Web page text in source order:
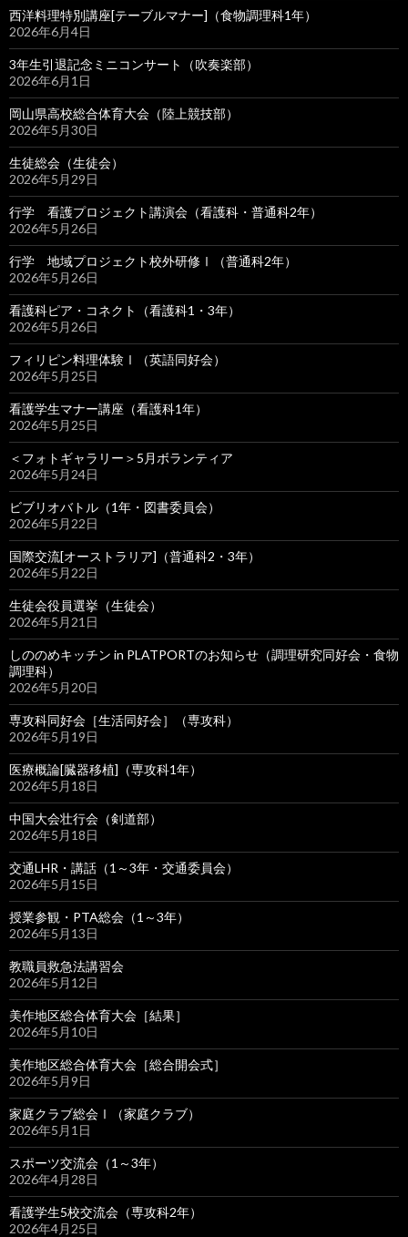
西洋料理特別講座[テーブルマナー]（食物調理科1年）
2026年6月4日
3年生引退記念ミニコンサート（吹奏楽部）
2026年6月1日
岡山県高校総合体育大会（陸上競技部）
2026年5月30日
生徒総会（生徒会）
2026年5月29日
行学 看護プロジェクト講演会（看護科・普通科2年）
2026年5月26日
行学 地域プロジェクト校外研修Ⅰ（普通科2年）
2026年5月26日
看護科ピア・コネクト（看護科1・3年）
2026年5月26日
フィリピン料理体験Ⅰ（英語同好会）
2026年5月25日
看護学生マナー講座（看護科1年）
2026年5月25日
＜フォトギャラリー＞5月ボランティア
2026年5月24日
ビブリオバトル（1年・図書委員会）
2026年5月22日
国際交流[オーストラリア]（普通科2・3年）
2026年5月22日
生徒会役員選挙（生徒会）
2026年5月21日
しののめキッチン in PLATPORTのお知らせ（調理研究同好会・食物
調理科）
2026年5月20日
専攻科同好会［生活同好会］（専攻科）
2026年5月19日
医療概論[臓器移植]（専攻科1年）
2026年5月18日
中国大会壮行会（剣道部）
2026年5月18日
交通LHR・講話（1～3年・交通委員会）
2026年5月15日
授業参観・PTA総会（1～3年）
2026年5月13日
教職員救急法講習会
2026年5月12日
美作地区総合体育大会［結果］
2026年5月10日
美作地区総合体育大会［総合開会式］
2026年5月9日
家庭クラブ総会Ⅰ（家庭クラブ）
2026年5月1日
スポーツ交流会（1～3年）
2026年4月28日
看護学生5校交流会（専攻科2年）
2026年4月25日